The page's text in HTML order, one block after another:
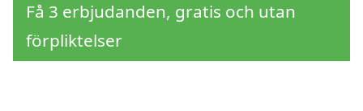
Få 3 erbjudanden, gratis och utan
förpliktelser